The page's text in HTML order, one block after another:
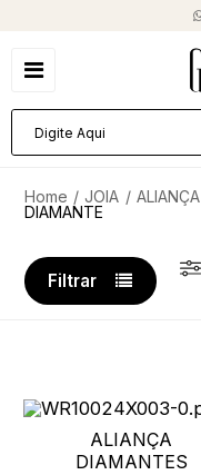
JOIA ALIANÇA
DIAMANTE
Filtrar
ALIANÇA
DIAMANTES